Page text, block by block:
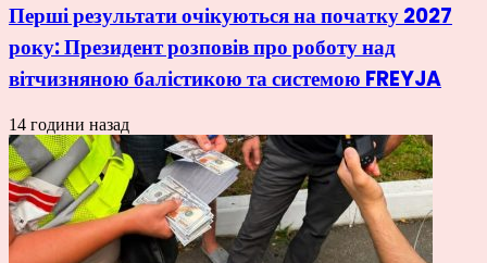
Перші результати очікуються на початку 2027
року: Президент розповів про роботу над
вітчизняною балістикою та системою FREYJA
14 години назад